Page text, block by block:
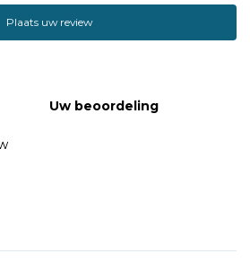
Plaats uw review
Uw beoordeling